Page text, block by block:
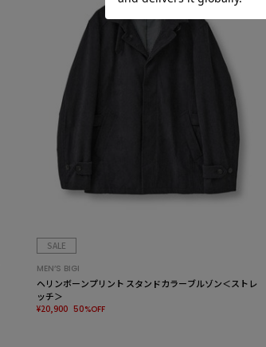
SALE
MEN’S BIGI
ヘリンボーンプリント スタンドカラーブルゾン＜ストレ
ッチ＞
¥20,900 50%OFF